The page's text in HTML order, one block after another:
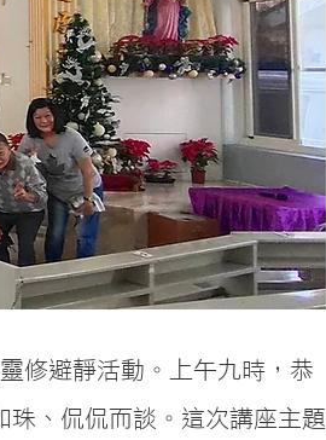
修避靜活動。上午九時，恭
珠、侃侃而談。這次講座主題